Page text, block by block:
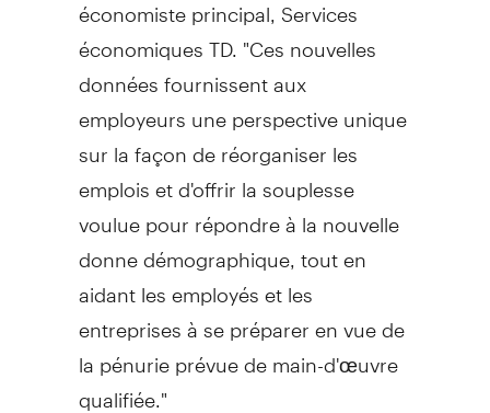
économiques TD. "Ces nouvelles
données fournissent aux
employeurs une perspective unique
sur la façon de réorganiser les
emplois et d'offrir la souplesse
voulue pour répondre à la nouvelle
donne démographique, tout en
aidant les employés et les
entreprises à se préparer en vue de
la pénurie prévue de main-d'œuvre
qualifiée."